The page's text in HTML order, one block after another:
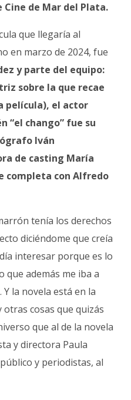
de Mar del Plata.
que llegaría al
en marzo de 2024, fue
y parte del equipo:
sobre la que recae
película), el actor
“el chango” fue su
Iván
de casting María
completa con Alfredo
tenía los derechos
diciéndome que creía
interesar porque es lo
que además me iba a
la novela está en la
cosas que quizás
que al de la novela
y directora Paula
y periodistas, al